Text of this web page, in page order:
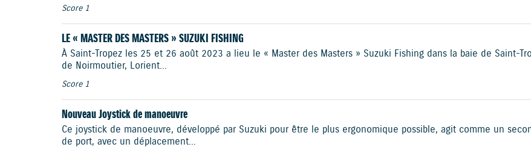
Score 1
LE « MASTER DES MASTERS » SUZUKI FISHING
À Saint-Tropez les 25 et 26 août 2023 a lieu le « Master des Masters » Suzuki Fishing dans la baie de Saint-
de Noirmoutier, Lorient...
Score 1
Nouveau Joystick de manoeuvre
Ce joystick de manoeuvre, développé par Suzuki pour être le plus ergonomique possible, agit comme un
de port, avec un déplacement...